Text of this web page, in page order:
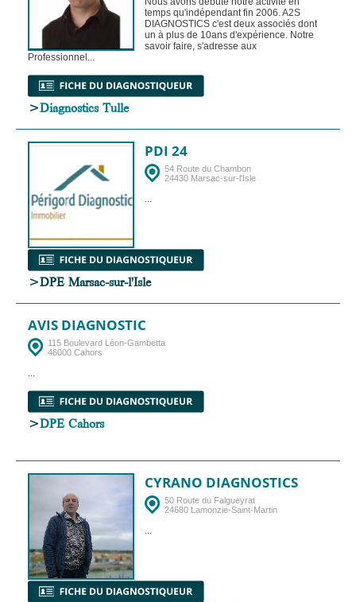
temps qu'indépendant fin 2006. A2S
DIAGNOSTICS c'est deux associés dont
un à plus de 10ans d'expérience. Notre
savoir faire, s'adresse aux
Professionnel...
>Diagnostics Tulle
PDI 24
54 Route du Chambon
24430 Marsac-sur-l'Isle
...
>DPE Marsac-sur-l'Isle
AVIS DIAGNOSTIC
115 Boulevard Léon-Gambetta
46000 Cahors
...
>DPE Cahors
CYRANO DIAGNOSTICS
50 Route du Falgueyrat
24680 Lamonzie-Saint-Martin
...